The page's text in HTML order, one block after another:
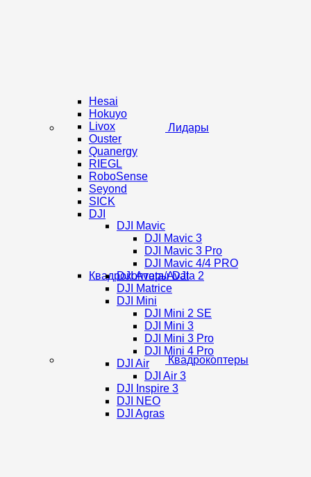
Лидары
Hesai
Hokuyo
Livox
Ouster
Quanergy
RIEGL
RoboSense
Seyond
SICK
DJI
Квадрокоптеры
Квадрокоптеры DJI
DJI Mavic
DJI Mavic 3
DJI Mavic 3 Pro
DJI Mavic 4/4 PRO
DJI Avata/Avata 2
DJI Matrice
DJI Mini
DJI Mini 2 SE
DJI Mini 3
DJI Mini 3 Pro
DJI Mini 4 Pro
DJI Air
DJI Air 3
DJI Inspire 3
DJI NEO
DJI Agras